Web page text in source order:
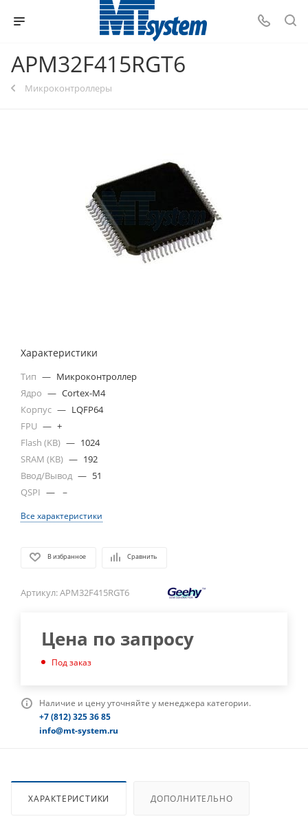
APM32F415RGT6
Микроконтроллеры
Характеристики
Тип — Микроконтроллер
Ядро — Cortex-M4
Корпус — LQFP64
FPU — +
Flash (KB) — 1024
SRAM (KB) — 192
Ввод/Вывод — 51
QSPI — －
Все характеристики
В избранное Сравнить
Артикул:APM32F415RGT6
Цена по запросу
Под заказ
Наличие и цену уточняйте у менеджера категории.
+7 (812) 325 36 85
info@mt-system.ru
ХАРАКТЕРИСТИКИ ДОПОЛНИТЕЛЬНО